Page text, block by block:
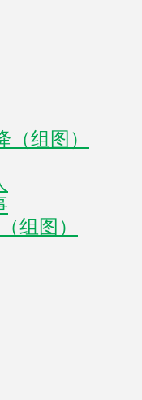
组图）
组图）